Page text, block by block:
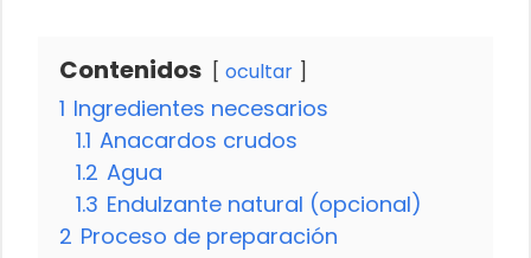
Contenidos ocultar
1 Ingredientes necesarios
1.1 Anacardos crudos
1.2 Agua
1.3 Endulzante natural (opcional)
2 Proceso de preparación